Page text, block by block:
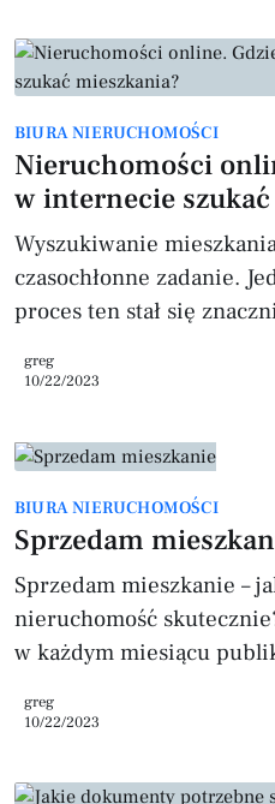
przedstawimy, ile osób
ile jest mieszkań w
Według danych GUS z
mieszkańców Warszawy
To oznacza,
BIURA NIERUCHOMOŚCI
Nieruchomości
w internecie
Wyszukiwanie
czasochłonne zadanie.
proces ten stał się
miejsca w Internecie,
Jednym z
nieruchomości online,
mieszkanie, są portale
internetowe, na których
nieruchomości, agencje
deweloperzy zam
greg
10/22/2023
BIURA NIERUCHOMOŚCI
Sprzedam
Sprzedam mieszkanie –
nieruchomość
w każdym miesiącu
mieszkania to jedna z
wiele pracy i przygotowania. Określ
greg
10/22/2023